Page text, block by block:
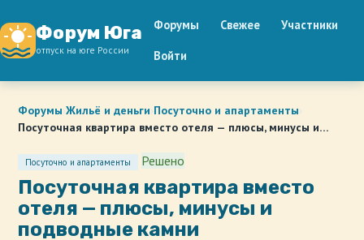
Форум Юга
отпуск на юге России
Форумы Свежее
Участники
Войти
Форумы›Жильё и деньги›Посуточно и апартаменты›
Посуточная квартира вместо отеля — плюсы, минусы и…
Посуточно и апартаменты Решено
Посуточная квартира вместо
отеля — плюсы, минусы и
подводные камни